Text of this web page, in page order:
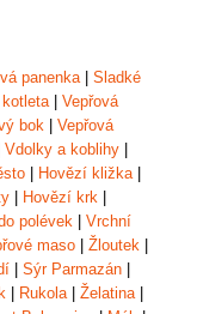
panenka| Sladké
| Vepřová
bok
Vepřová
Vdolky a koblihy
Hovězí kližka|
Hovězí krk
polévek
Vrchní
maso Žloutek
Sýr Parmazán
Rukola| Želatina|